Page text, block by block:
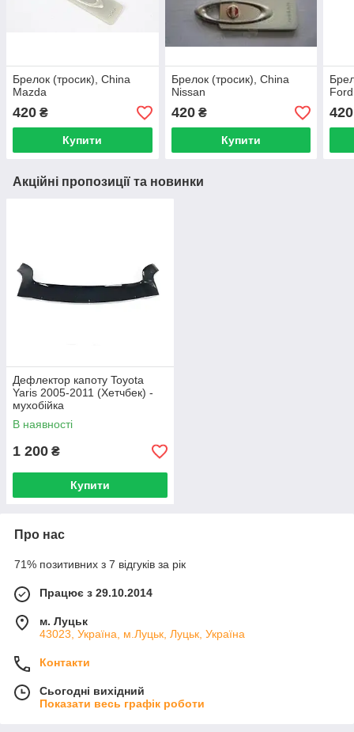
Брелок (тросик), China
Mazda
420 ₴
Купити
Брелок (тросик), China
Nissan
420₴
Купити
Ford
420
Акційні пропозиції та новинки
Дефлектор капоту Toyota
Yaris 2005-2011 (Хетчбек) -
мухобійка
В наявності
1 200 ₴
Купити
Про нас
71% позитивних з 7 відгуків за рік
Працює з 29.10.2014
м. Луцьк
43023, Україна, м.Луцьк, Луцьк, Україна
Контакти
Сьогодні вихідний
Показати весь графік роботи